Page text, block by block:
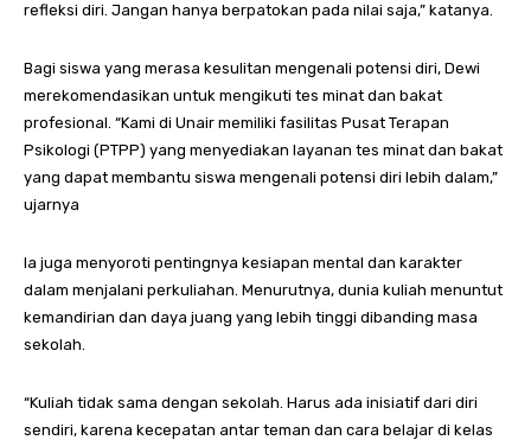
refleksi diri. Jangan hanya berpatokan pada nilai saja,” katanya.
Bagi siswa yang merasa kesulitan mengenali potensi diri, Dewi
merekomendasikan untuk mengikuti tes minat dan bakat
profesional. “Kami di Unair memiliki fasilitas Pusat Terapan
Psikologi (PTPP) yang menyediakan layanan tes minat dan bakat
yang dapat membantu siswa mengenali potensi diri lebih dalam,”
ujarnya
Ia juga menyoroti pentingnya kesiapan mental dan karakter
dalam menjalani perkuliahan. Menurutnya, dunia kuliah menuntut
kemandirian dan daya juang yang lebih tinggi dibanding masa
sekolah.
“Kuliah tidak sama dengan sekolah. Harus ada inisiatif dari diri
sendiri, karena kecepatan antar teman dan cara belajar di kelas